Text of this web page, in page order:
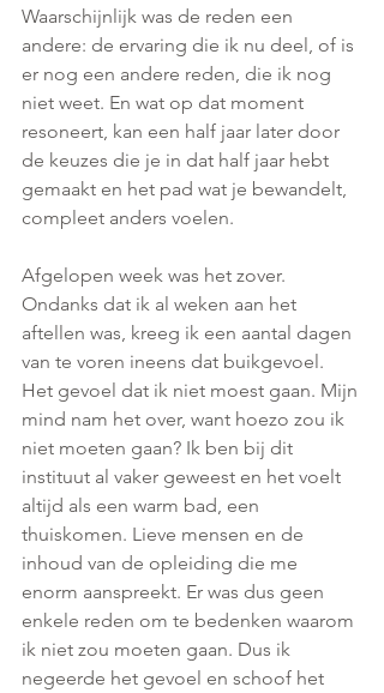
Waarschijnlijk was de reden een
andere: de ervaring die ik nu deel, of is
er nog een andere reden, die ik nog
niet weet. En wat op dat moment
resoneert, kan een half jaar later door
de keuzes die je in dat half jaar hebt
gemaakt en het pad wat je bewandelt,
compleet anders voelen.
Afgelopen week was het zover.
Ondanks dat ik al weken aan het
aftellen was, kreeg ik een aantal dagen
van te voren ineens dat buikgevoel.
Het gevoel dat ik niet moest gaan. Mijn
mind nam het over, want hoezo zou ik
niet moeten gaan? Ik ben bij dit
instituut al vaker geweest en het voelt
altijd als een warm bad, een
thuiskomen. Lieve mensen en de
inhoud van de opleiding die me
enorm aanspreekt. Er was dus geen
enkele reden om te bedenken waarom
ik niet zou moeten gaan. Dus ik
negeerde het gevoel en schoof het